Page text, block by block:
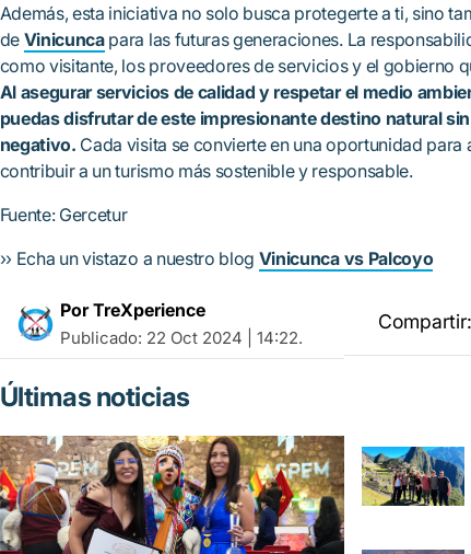
Además, esta iniciativa no solo busca protegerte a ti, sino
de Vinicuncapara las futuras generaciones. La
como visitante, los proveedores de servicios y el gobierno
Al asegurar servicios de calidad y respetar el medio
puedas disfrutar de este impresionante destino natural
negativo. Cada visita se convierte en una oportunidad para
contribuir a un turismo más sostenible y responsable.
Fuente: Gercetur
›› Echa un vistazo a nuestro blog Vinicunca vs Palcoyo
Por TreXperience
Publicado: 22 Oct 2024 | 14:22.
Compartir:
Últimas noticias